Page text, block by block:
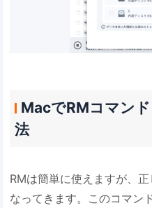
MacでRMコマン
法
RMは簡単に使えますが、
なってきます。このコマン